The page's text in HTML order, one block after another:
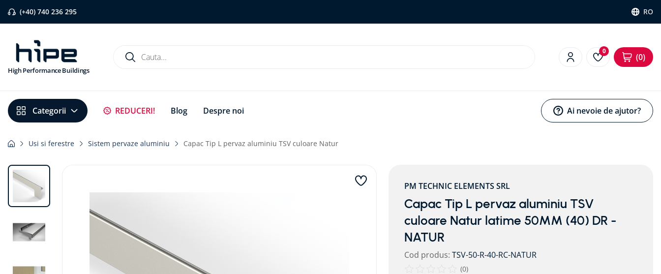
(+40) 740 236 295 RO
High Performance Buildings
1.
banda etansare
3.
pervaz aluminiu
6
8.
banda precomprimata
diblu cap plastic si cui metalic alpitec
0
0
REDUCERI! Blog Despre noi Ai nevoie de ajutor?
Usi si ferestre Sistem pervaze aluminiu Capac Tip L pervaz aluminiu TSV culoare Natur
PM TECHNIC ELEMENTS SRL
Capac Tip L pervaz aluminiu TSV
culoare Natur latime 50MM (40) DR -
NATUR
Cod produs: TSV-50-R-40-RC-NATUR
(0)